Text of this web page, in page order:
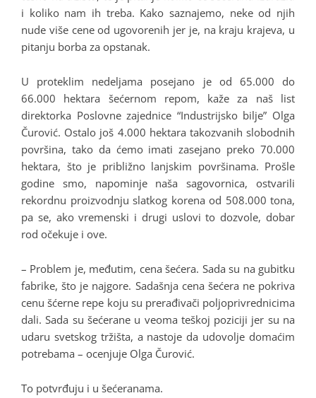
i koliko nam ih treba. Kako saznajemo, neke od njih
nude više cene od ugovorenih jer je, na kraju krajeva, u
pitanju borba za opstanak.
U proteklim nedeljama posejano je od 65.000 do
66.000 hektara šećernom repom, kaže za naš list
direktorka Poslovne zajednice “Industrijsko bilje” Olga
Čurović. Ostalo još 4.000 hektara takozvanih slobodnih
površina, tako da ćemo imati zasejano preko 70.000
hektara, što je približno lanjskim površinama. Prošle
godine smo, napominje naša sagovornica, ostvarili
rekordnu proizvodnju slatkog korena od 508.000 tona,
pa se, ako vremenski i drugi uslovi to dozvole, dobar
rod očekuje i ove.
– Problem je, međutim, cena šećera. Sada su na gubitku
fabrike, što je najgore. Sadašnja cena šećera ne pokriva
cenu šćerne repe koju su prerađivači poljoprivrednicima
dali. Sada su šećerane u veoma teškoj poziciji jer su na
udaru svetskog tržišta, a nastoje da udovolje domaćim
potrebama – ocenjuje Olga Čurović.
To potvrđuju i u šećeranama.